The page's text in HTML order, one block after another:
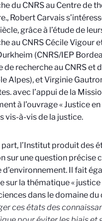
du CNRS au Centre de
, Robert Carvais
grâce à l’étude de
au CNRS Cécile
(CNRS/IEP
de recherche au CNRS et
Alpes), et Virginie
avec l’appui de la
à l’ouvrage « Justice
vis-à-vis de la justice.
part, l’Institut produit des
sur une question précise
d’environnement. Il fait
sur la thématique «
dans le domaine du
ces états des